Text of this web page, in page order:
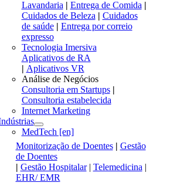
Lavandaria | Entrega de Comida |
Cuidados de Beleza | Cuidados
de saúde | Entrega por correio
expresso
Tecnologia Imersiva
Aplicativos de RA
| Aplicativos VR
Análise de Negócios
Consultoria em Startups|
Consultoria estabelecida
Internet Marketing
MedTech [en]
Monitorização de Doentes | Gestão
de Doentes
| Gestão Hospitalar | Telemedicina|
EHR/ EMR